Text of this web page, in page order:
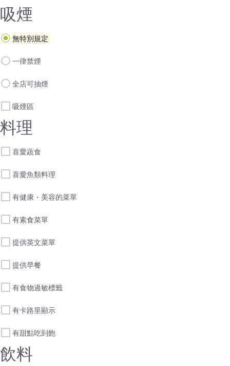
吸煙
無特別規定
一律禁煙
全店可抽煙
吸煙區
料理
喜愛蔬食
喜愛魚類料理
有健康・美容的菜單
有素食菜單
提供英文菜單
提供早餐
有食物過敏標籤
有卡路里顯示
有甜點吃到飽
飲料